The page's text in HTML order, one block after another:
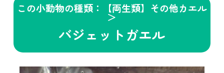
この小動物の種類：【両生類】その他カエル
＞
バジェットガエル